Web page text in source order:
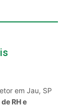
em Jau, SP
RH e